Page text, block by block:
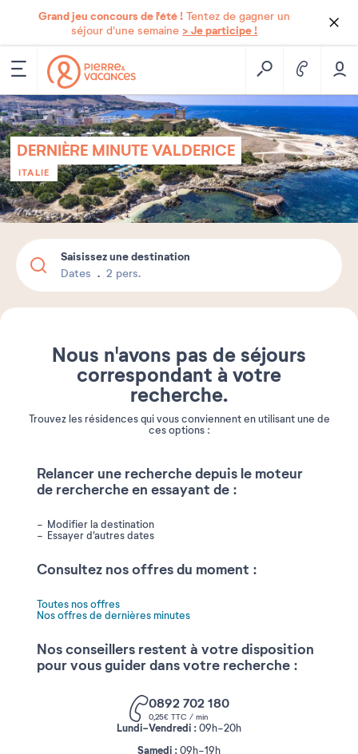
Grand jeu concours de l'été ! Tentez de gagner un
séjour d'une semaine > Je participe !
DERNIÈRE MINUTE VALDERICE
ITALIE
Saisissez une destination
Dates 2 pers.
Nous n'avons pas de séjours
correspondant à votre
recherche.
Trouvez les résidences qui vous conviennent en utilisant une de
ces options :
Relancer une recherche depuis le moteur
de rercherche en essayant de :
Modifier la destination
Essayer d'autres dates
Consultez nos offres du moment :
Toutes nos offres
Nos offres de dernières minutes
Nos conseillers restent à votre disposition
pour vous guider dans votre recherche :
0892 702 180
0,25€ TTC / min
Lundi-Vendredi :09h-20h
Samedi :09h-19h